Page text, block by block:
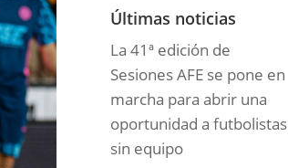
r
a
s
Últimas noticias
La 41ª edición de
Sesiones AFE se pone en
marcha para abrir una
oportunidad a futbolistas
sin equipo